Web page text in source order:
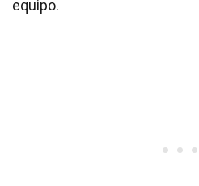
equipo.